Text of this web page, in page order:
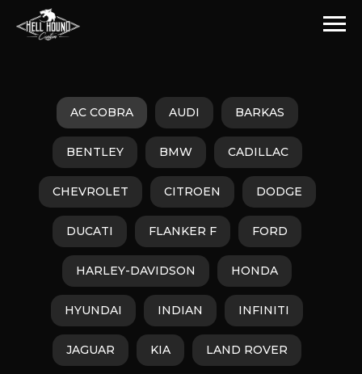
AC COBRA AUDI BARKAS
BENTLEY BMW CADILLAC
CHEVROLET CITROEN DODGE
DUCATI FLANKER F FORD
HARLEY-DAVIDSON HONDA
HYUNDAI INDIAN INFINITI
JAGUAR KIA LAND ROVER